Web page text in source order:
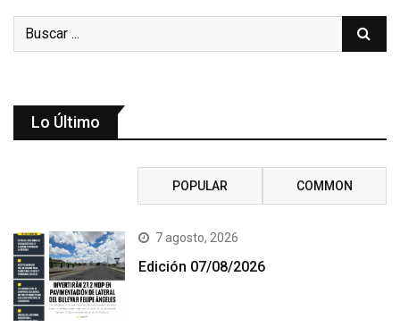
Lo Último
POPULAR COMMON
7 agosto, 2026
Edición 07/08/2026